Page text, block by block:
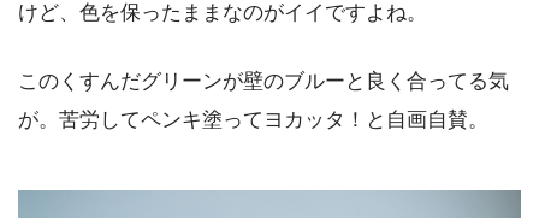
けど、色を保ったままなのがイイですよね。
このくすんだグリーンが壁のブルーと良く合ってる気
が。苦労してペンキ塗ってヨカッタ！と自画自賛。